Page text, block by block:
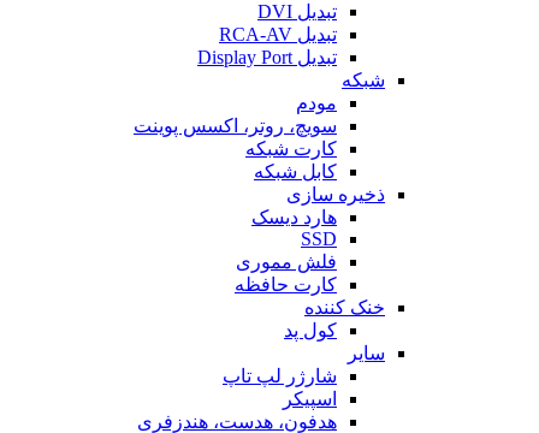
تبدیل DVI
تبدیل RCA-AV
تبدیل Display Port
شبکه
مودم
سویچ، روتر، اکسس پوینت
کارت شبکه
کابل شبکه
ذخیره سازی
هارد دیسک
SSD
فلش مموری
کارت حافظه
خنک کننده
کول پد
سایر
شارژر لپ تاپ
اسپیکر
هدفون، هدست، هندزفری